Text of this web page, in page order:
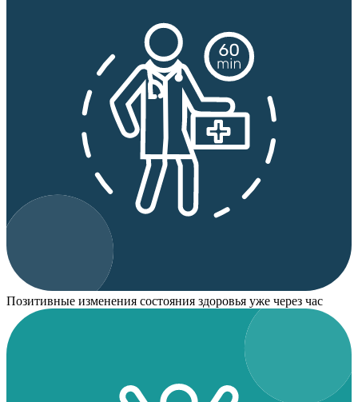
Позитивные изменения состояния здоровья уже через час